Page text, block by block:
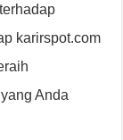
karirspot.com
Anda